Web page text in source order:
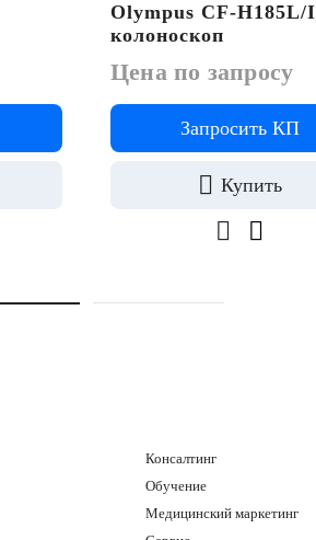
Olympus CF-H185L/I
колоноскоп
Цена по запросу
Запросить КП
Купить
Консалтинг
Обучение
Медицинский маркетинг